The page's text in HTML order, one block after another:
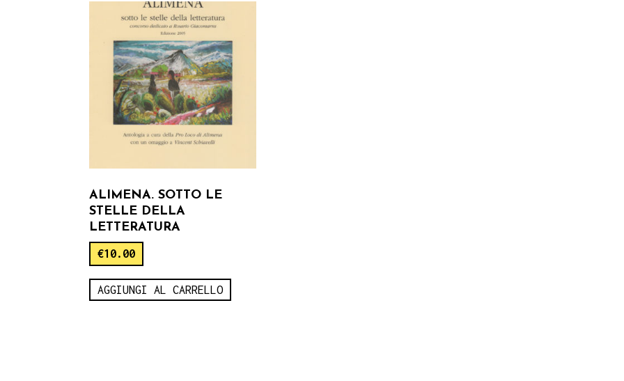
ALIMENA. SOTTO LE
STELLE DELLA
LETTERATURA
€10.00
AGGIUNGI AL CARRELLO